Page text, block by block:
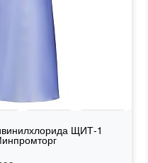
ЩИТ-1